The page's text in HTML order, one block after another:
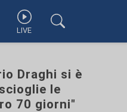
LIVE
Draghi si è
le
70 giorni"